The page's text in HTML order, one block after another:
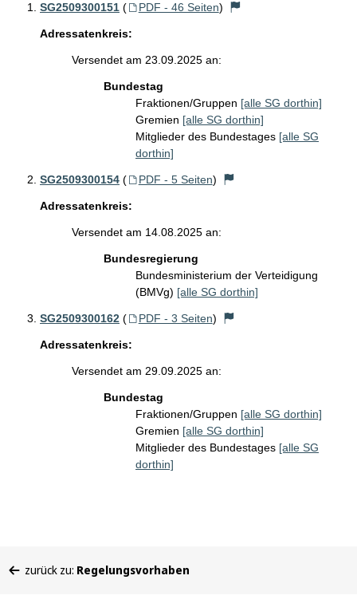
SG2509300151 ( PDF - 46 Seiten)
Adressatenkreis:
Versendet am 23.09.2025 an:
Bundestag
Fraktionen/Gruppen [alle SG dorthin]
Gremien [alle SG dorthin]
Mitglieder des Bundestages [alle SG
dorthin]
SG2509300154 ( PDF - 5 Seiten)
Adressatenkreis:
Versendet am 14.08.2025 an:
Bundesregierung
Bundesministerium der Verteidigung
(BMVg) [alle SG dorthin]
SG2509300162 ( PDF - 3 Seiten)
Adressatenkreis:
Versendet am 29.09.2025 an:
Bundestag
Fraktionen/Gruppen [alle SG dorthin]
Gremien [alle SG dorthin]
Mitglieder des Bundestages [alle SG
dorthin]
befinden
zurück zu: Regelungsvorhaben